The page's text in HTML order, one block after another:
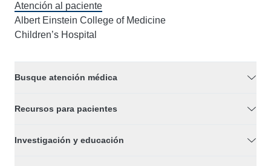
Atención al paciente
Albert Einstein College of Medicine
Children’s Hospital
Busque atención médica
Recursos para pacientes
Investigación y educación